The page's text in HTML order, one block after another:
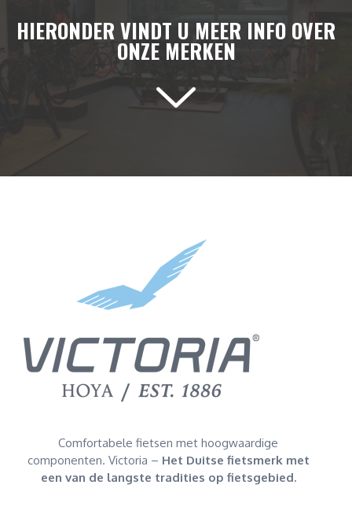
HIERONDER VINDT U MEER INFO OVER
ONZE MERKEN
Comfortabele fietsen met hoogwaardige
componenten. Victoria – Het Duitse fietsmerk met
een van de langste tradities op fietsgebied.